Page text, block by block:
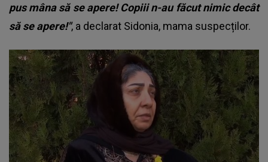
pus mâna să se apere! Copiii n-au făcut nimic decât
să se apere!", a declarat Sidonia, mama suspecților.